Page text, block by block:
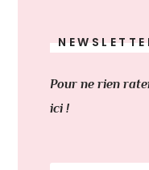
Pour ne rien
ici !